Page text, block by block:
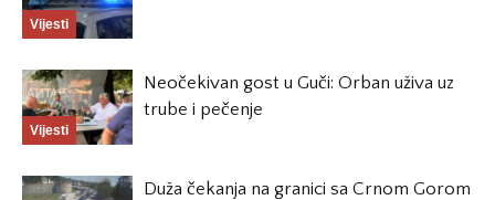
Vijesti
Vijesti
Neočekivan gost u Guči: Orban uživa uz
trube i pečenje
Duža čekanja na granici sa Crnom Gorom